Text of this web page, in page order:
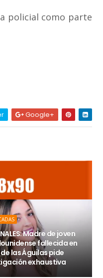
policial como parte
Google+
Madre de joven
fallecida en
las Águilas pide
exhaustiva